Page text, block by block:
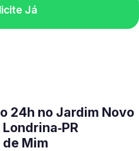
Já
24h no Jardim Novo
Mim